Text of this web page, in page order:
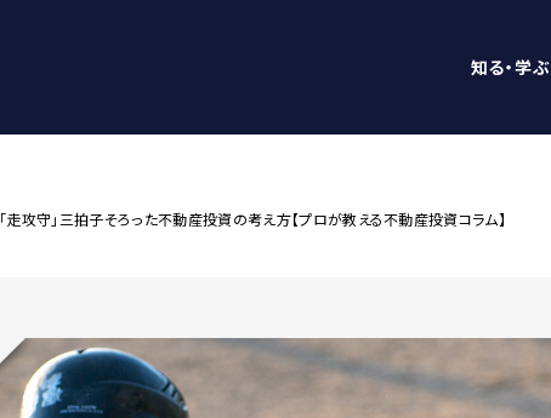
知る・学ぶ
｢走攻守｣三拍子そろった不動産投資の考え方【プロが教える不動産投資コラム】